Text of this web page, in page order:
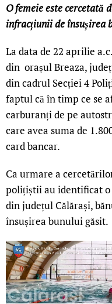
O femeie este cercetată
infracțiunii de însușirea
La data de 22 aprilie
din orașul Breaza,
din cadrul Secției 4
faptul că în timp ce se
carburanți de pe
care avea suma de
card bancar.
Ca urmare a
polițiștii au identificat o
din județul Călărași,
însușirea bunului găsit.